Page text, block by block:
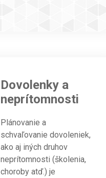
Dovolenky a
neprítomnosti
Plánovanie a
schvaľovanie dovoleniek,
ako aj iných druhov
neprítomnosti (školenia,
choroby atď.) je